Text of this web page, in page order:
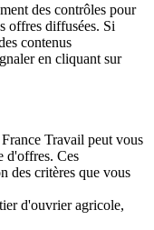
des contrôles pour
offres diffusées. Si
contenus
en cliquant sur
Travail peut vous
d'offres. Ces
des critères que vous
d'ouvrier agricole,